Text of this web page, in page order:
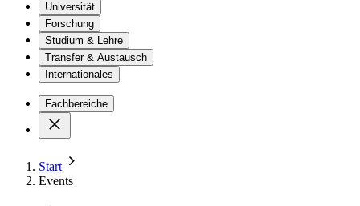
Universität
Forschung
Studium & Lehre
Transfer & Austausch
Internationales
Fachbereiche
Start
Events